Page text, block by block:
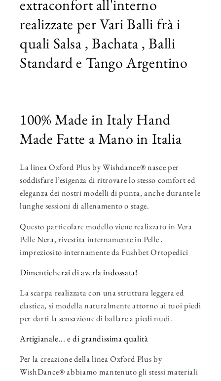
extraconfort all'interno
realizzate per Vari Balli frà i
quali Salsa , Bachata , Balli
Standard e Tango Argentino
100% Made in Italy Hand
Made Fatte a Mano in Italia
La linea Oxford Plus by Wishdance® nasce per
soddisfare l’esigenza di ritrovare lo stesso comfort ed
eleganza dei nostri modelli di punta, anche durante le
lunghe sessioni di allenamento o stage.
Questo particolare modello viene realizzato in Vera
Pelle Nera, rivestita internamente in Pelle ,
impreziosito internamente da Fushbet Ortopedici
Dimenticherai di averla indossata!
La scarpa realizzata con una struttura leggera ed
elastica, si modella naturalmente attorno ai tuoi piedi
per darti la sensazione di ballare a piedi nudi.
Artigianale... e di grandissima qualità
Per la creazione della linea Oxford Plus by
WishDance® abbiamo mantenuto gli stessi materiali